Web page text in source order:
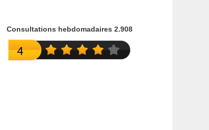
Consultations hebdomadaires 2.908